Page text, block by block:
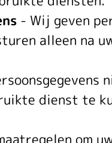
- Wij geven
alleen na
dienst te
om